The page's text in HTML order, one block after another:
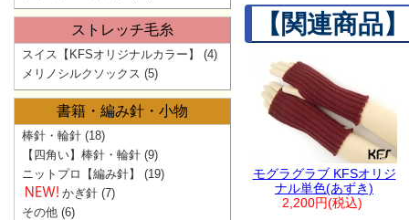
【関連商品】
モグラグラブ KFSオリジ
ナル単色(あずき)
2,200円(税込)
ストレッチ毛糸
スイス【KFSオリジナルカラー】
(4)
メリノシルクソックス (5)
書籍・編み針・小物
棒針・輪針 (18)
【四角い】棒針・輪針 (9)
ニットプロ【編み針】
(19)
かぎ針 (7)
その他 (6)